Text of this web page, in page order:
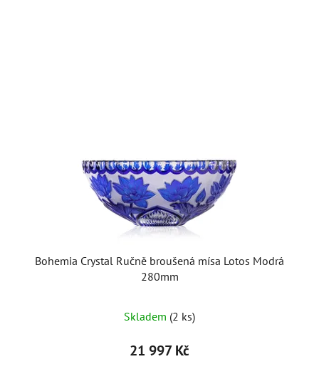
Bohemia Crystal Ručně broušená mísa Lotos Modrá
280mm
Skladem (2 ks)
21 997 Kč